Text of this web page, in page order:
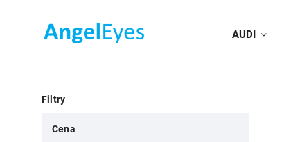
AUDI
Filtry
Cena